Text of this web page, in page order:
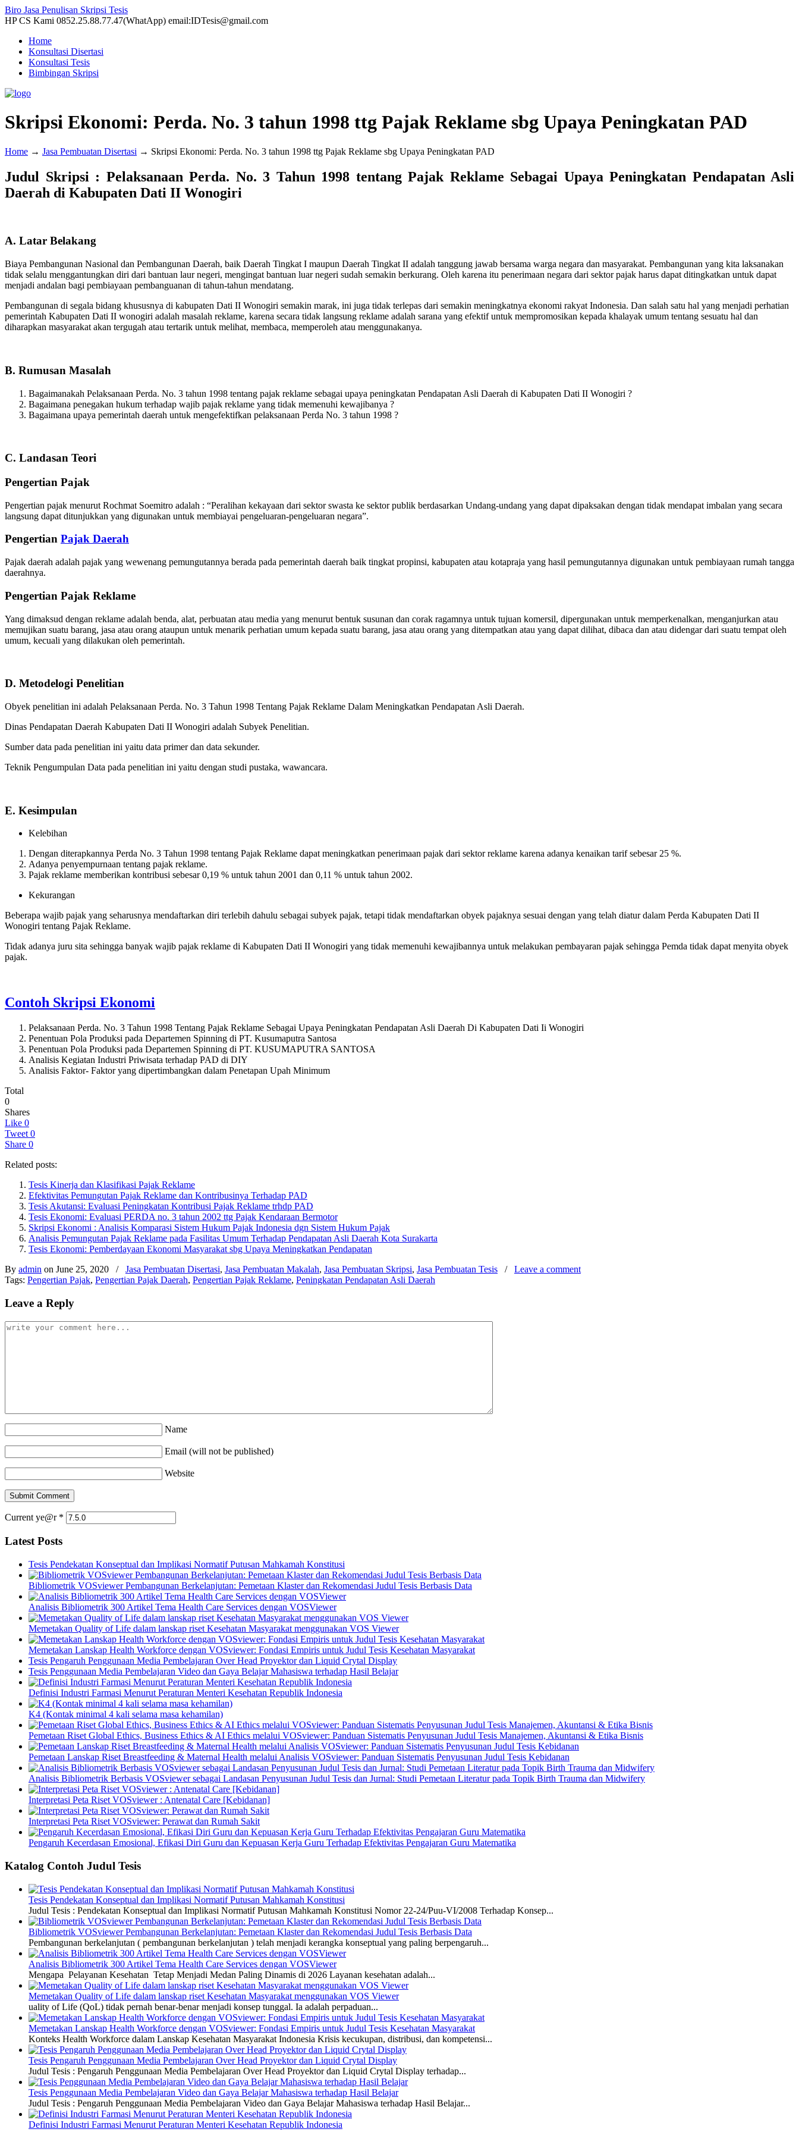
Biro Jasa Penulisan Skripsi Tesis
HP CS Kami 0852.25.88.77.47(WhatApp) email:IDTesis@gmail.com
Home
Konsultasi Disertasi
Konsultasi Tesis
Bimbingan Skripsi
Skripsi Ekonomi: Perda. No. 3 tahun 1998 ttg Pajak Reklame sbg Upaya Peningkatan PAD
Home → Jasa Pembuatan Disertasi → Skripsi Ekonomi: Perda. No. 3 tahun 1998 ttg Pajak Reklame sbg Upaya Peningkatan PAD
Judul Skripsi : Pelaksanaan Perda. No. 3 Tahun 1998 tentang Pajak Reklame Sebagai Upaya Peningkatan Pendapatan Asli
Daerah di Kabupaten Dati II Wonogiri
A. Latar Belakang
Biaya Pembangunan Nasional dan Pembangunan Daerah, baik Daerah Tingkat I maupun Daerah Tingkat II adalah tanggung jawab bersama warga negara dan masyarakat. Pembangunan yang kita laksanakan
tidak selalu menggantungkan diri dari bantuan laur negeri, mengingat bantuan luar negeri sudah semakin berkurang. Oleh karena itu penerimaan negara dari sektor pajak harus dapat ditingkatkan untuk dapat
menjadi andalan bagi pembiayaan pembanguanan di tahun-tahun mendatang.
Pembangunan di segala bidang khususnya di kabupaten Dati II Wonogiri semakin marak, ini juga tidak terlepas dari semakin meningkatnya ekonomi rakyat Indonesia. Dan salah satu hal yang menjadi perhatian
pemerintah Kabupaten Dati II wonogiri adalah masalah reklame, karena secara tidak langsung reklame adalah sarana yang efektif untuk mempromosikan kepada khalayak umum tentang sesuatu hal dan
diharapkan masyarakat akan tergugah atau tertarik untuk melihat, membaca, memperoleh atau menggunakanya.
B. Rumusan Masalah
Bagaimanakah Pelaksanaan Perda. No. 3 tahun 1998 tentang pajak reklame sebagai upaya peningkatan Pendapatan Asli Daerah di Kabupaten Dati II Wonogiri ?
Bagaimana penegakan hukum terhadap wajib pajak reklame yang tidak memenuhi kewajibanya ?
Bagaimana upaya pemerintah daerah untuk mengefektifkan pelaksanaan Perda No. 3 tahun 1998 ?
C. Landasan Teori
Pengertian Pajak
Pengertian pajak menurut Rochmat Soemitro adalah : “Peralihan kekayaan dari sektor swasta ke sektor publik berdasarkan Undang-undang yang dapat dipaksakan dengan tidak mendapat imbalan yang secara
langsung dapat ditunjukkan yang digunakan untuk membiayai pengeluaran-pengeluaran negara”.
Pengertian Pajak Daerah
Pajak daerah adalah pajak yang wewenang pemungutannya berada pada pemerintah daerah baik tingkat propinsi, kabupaten atau kotapraja yang hasil pemungutannya digunakan untuk pembiayaan rumah tangga
daerahnya.
Pengertian Pajak Reklame
Yang dimaksud dengan reklame adalah benda, alat, perbuatan atau media yang menurut bentuk susunan dan corak ragamnya untuk tujuan komersil, dipergunakan untuk memperkenalkan, menganjurkan atau
memujikan suatu barang, jasa atau orang ataupun untuk menarik perhatian umum kepada suatu barang, jasa atau orang yang ditempatkan atau yang dapat dilihat, dibaca dan atau didengar dari suatu tempat oleh
umum, kecuali yang dilakukan oleh pemerintah.
D. Metodelogi Penelitian
Obyek penelitian ini adalah Pelaksanaan Perda. No. 3 Tahun 1998 Tentang Pajak Reklame Dalam Meningkatkan Pendapatan Asli Daerah.
Dinas Pendapatan Daerah Kabupaten Dati II Wonogiri adalah Subyek Penelitian.
Sumber data pada penelitian ini yaitu data primer dan data sekunder.
Teknik Pengumpulan Data pada penelitian ini yaitu dengan studi pustaka, wawancara.
E. Kesimpulan
Kelebihan
Dengan diterapkannya Perda No. 3 Tahun 1998 tentang Pajak Reklame dapat meningkatkan penerimaan pajak dari sektor reklame karena adanya kenaikan tarif sebesar 25 %.
Adanya penyempurnaan tentang pajak reklame.
Pajak reklame memberikan kontribusi sebesar 0,19 % untuk tahun 2001 dan 0,11 % untuk tahun 2002.
Kekurangan
Beberapa wajib pajak yang seharusnya mendaftarkan diri terlebih dahulu sebagai subyek pajak, tetapi tidak mendaftarkan obyek pajaknya sesuai dengan yang telah diatur dalam Perda Kabupaten Dati II
Wonogiri tentang Pajak Reklame.
Tidak adanya juru sita sehingga banyak wajib pajak reklame di Kabupaten Dati II Wonogiri yang tidak memenuhi kewajibannya untuk melakukan pembayaran pajak sehingga Pemda tidak dapat menyita obyek
pajak.
Contoh Skripsi Ekonomi
Pelaksanaan Perda. No. 3 Tahun 1998 Tentang Pajak Reklame Sebagai Upaya Peningkatan Pendapatan Asli Daerah Di Kabupaten Dati Ii Wonogiri
Penentuan Pola Produksi pada Departemen Spinning di PT. Kusumaputra Santosa
Penentuan Pola Produksi pada Departemen Spinning di PT. KUSUMAPUTRA SANTOSA
Analisis Kegiatan Industri Priwisata terhadap PAD di DIY
Analisis Faktor- Faktor yang dipertimbangkan dalam Penetapan Upah Minimum
Total
0
Shares
Like 0
Tweet 0
Share 0
Related posts:
Tesis Kinerja dan Klasifikasi Pajak Reklame
Efektivitas Pemungutan Pajak Reklame dan Kontribusinya Terhadap PAD
Tesis Akutansi: Evaluasi Peningkatan Kontribusi Pajak Reklame trhdp PAD
Tesis Ekonomi: Evaluasi PERDA no. 3 tahun 2002 ttg Pajak Kendaraan Bermotor
Skripsi Ekonomi : Analisis Komparasi Sistem Hukum Pajak Indonesia dgn Sistem Hukum Pajak
Analisis Pemungutan Pajak Reklame pada Fasilitas Umum Terhadap Pendapatan Asli Daerah Kota Surakarta
Tesis Ekonomi: Pemberdayaan Ekonomi Masyarakat sbg Upaya Meningkatkan Pendapatan
By admin on June 25, 2020 / Jasa Pembuatan Disertasi, Jasa Pembuatan Makalah, Jasa Pembuatan Skripsi, Jasa Pembuatan Tesis / Leave a comment
Tags: Pengertian Pajak, Pengertian Pajak Daerah, Pengertian Pajak Reklame, Peningkatan Pendapatan Asli Daerah
Leave a Reply
Name
Email (will not be published)
Website
Current ye@r *
Latest Posts
Tesis Pendekatan Konseptual dan Implikasi Normatif Putusan Mahkamah Konstitusi
Bibliometrik VOSviewer Pembangunan Berkelanjutan: Pemetaan Klaster dan Rekomendasi Judul Tesis Berbasis Data
Analisis Bibliometrik 300 Artikel Tema Health Care Services dengan VOSViewer
Memetakan Quality of Life dalam lanskap riset Kesehatan Masyarakat menggunakan VOS Viewer
Memetakan Lanskap Health Workforce dengan VOSviewer: Fondasi Empiris untuk Judul Tesis Kesehatan Masyarakat
Tesis Pengaruh Penggunaan Media Pembelajaran Over Head Proyektor dan Liquid Crytal Display
Tesis Penggunaan Media Pembelajaran Video dan Gaya Belajar Mahasiswa terhadap Hasil Belajar
Definisi Industri Farmasi Menurut Peraturan Menteri Kesehatan Republik Indonesia
K4 (Kontak minimal 4 kali selama masa kehamilan)
Pemetaan Riset Global Ethics, Business Ethics & AI Ethics melalui VOSviewer: Panduan Sistematis Penyusunan Judul Tesis Manajemen, Akuntansi & Etika Bisnis
Pemetaan Lanskap Riset Breastfeeding & Maternal Health melalui Analisis VOSviewer: Panduan Sistematis Penyusunan Judul Tesis Kebidanan
Analisis Bibliometrik Berbasis VOSviewer sebagai Landasan Penyusunan Judul Tesis dan Jurnal: Studi Pemetaan Literatur pada Topik Birth Trauma dan Midwifery
Interpretasi Peta Riset VOSviewer : Antenatal Care [Kebidanan]
Interpretasi Peta Riset VOSviewer: Perawat dan Rumah Sakit
Pengaruh Kecerdasan Emosional, Efikasi Diri Guru dan Kepuasan Kerja Guru Terhadap Efektivitas Pengajaran Guru Matematika
Katalog Contoh Judul Tesis
Tesis Pendekatan Konseptual dan Implikasi Normatif Putusan Mahkamah Konstitusi
Judul Tesis : Pendekatan Konseptual dan Implikasi Normatif Putusan Mahkamah Konstitusi Nomor 22-24/Puu-VI/2008 Terhadap Konsep...
Bibliometrik VOSviewer Pembangunan Berkelanjutan: Pemetaan Klaster dan Rekomendasi Judul Tesis Berbasis Data
Pembangunan berkelanjutan ( pembangunan berkelanjutan ) telah menjadi kerangka konseptual yang paling berpengaruh...
Analisis Bibliometrik 300 Artikel Tema Health Care Services dengan VOSViewer
Mengapa Pelayanan Kesehatan Tetap Menjadi Medan Paling Dinamis di 2026 Layanan kesehatan adalah...
Memetakan Quality of Life dalam lanskap riset Kesehatan Masyarakat menggunakan VOS Viewer
uality of Life (QoL) tidak pernah benar-benar menjadi konsep tunggal. Ia adalah perpaduan...
Memetakan Lanskap Health Workforce dengan VOSviewer: Fondasi Empiris untuk Judul Tesis Kesehatan Masyarakat
Konteks Health Workforce dalam Lanskap Kesehatan Masyarakat Indonesia Krisis kecukupan, distribusi, dan kompetensi...
Tesis Pengaruh Penggunaan Media Pembelajaran Over Head Proyektor dan Liquid Crytal Display
Judul Tesis : Pengaruh Penggunaan Media Pembelajaran Over Head Proyektor dan Liquid Crytal Display terhadap...
Tesis Penggunaan Media Pembelajaran Video dan Gaya Belajar Mahasiswa terhadap Hasil Belajar
Judul Tesis : Pengaruh Penggunaan Media Pembelajaran Video dan Gaya Belajar Mahasiswa terhadap Hasil Belajar...
Definisi Industri Farmasi Menurut Peraturan Menteri Kesehatan Republik Indonesia